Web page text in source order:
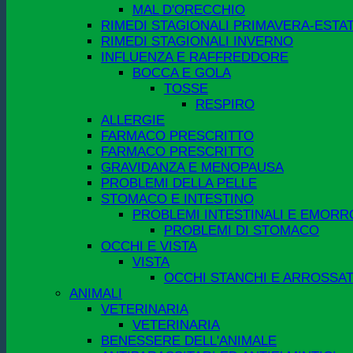
MAL D'ORECCHIO
RIMEDI STAGIONALI PRIMAVERA-
RIMEDI STAGIONALI INVERNO
INFLUENZA E RAFFREDDORE
BOCCA E GOLA
TOSSE
RESPIRO
ALLERGIE
FARMACO PRESCRITTO
FARMACO PRESCRITTO
GRAVIDANZA E MENOPAUSA
PROBLEMI DELLA PELLE
STOMACO E INTESTINO
PROBLEMI INTESTINALI E
PROBLEMI DI STOMACO
OCCHI E VISTA
VISTA
OCCHI STANCHI E
ANIMALI
VETERINARIA
VETERINARIA
BENESSERE DELL'ANIMALE